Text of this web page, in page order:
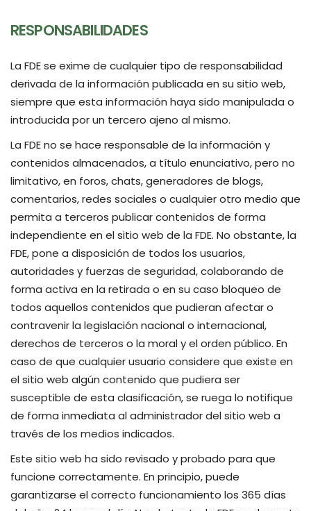
RESPONSABILIDADES
La FDE se exime de cualquier tipo de responsabilidad
derivada de la información publicada en su sitio web,
siempre que esta información haya sido manipulada o
introducida por un tercero ajeno al mismo.
La FDE no se hace responsable de la información y
contenidos almacenados, a título enunciativo, pero no
limitativo, en foros, chats, generadores de blogs,
comentarios, redes sociales o cualquier otro medio que
permita a terceros publicar contenidos de forma
independiente en el sitio web de la FDE. No obstante, la
FDE, pone a disposición de todos los usuarios,
autoridades y fuerzas de seguridad, colaborando de
forma activa en la retirada o en su caso bloqueo de
todos aquellos contenidos que pudieran afectar o
contravenir la legislación nacional o internacional,
derechos de terceros o la moral y el orden público. En
caso de que cualquier usuario considere que existe en
el sitio web algún contenido que pudiera ser
susceptible de esta clasificación, se ruega lo notifique
de forma inmediata al administrador del sitio web a
través de los medios indicados.
Este sitio web ha sido revisado y probado para que
funcione correctamente. En principio, puede
garantizarse el correcto funcionamiento los 365 días